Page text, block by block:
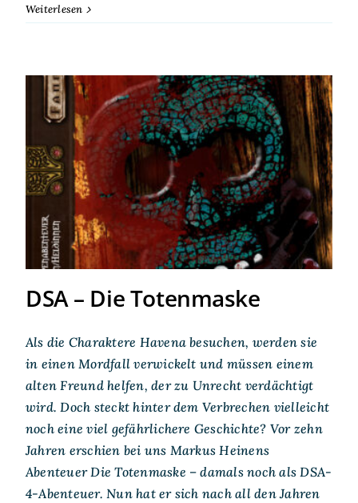
Weiterlesen
DSA – Die Totenmaske
DSA – Die Totenmaske
Als die Charaktere Havena besuchen, werden sie
in einen Mordfall verwickelt und müssen einem
alten Freund helfen, der zu Unrecht verdächtigt
wird. Doch steckt hinter dem Verbrechen vielleicht
noch eine viel gefährlichere Geschichte? Vor zehn
Jahren erschien bei uns Markus Heinens
Abenteuer Die Totenmaske – damals noch als DSA-
4-Abenteuer. Nun hat er sich nach all den Jahren